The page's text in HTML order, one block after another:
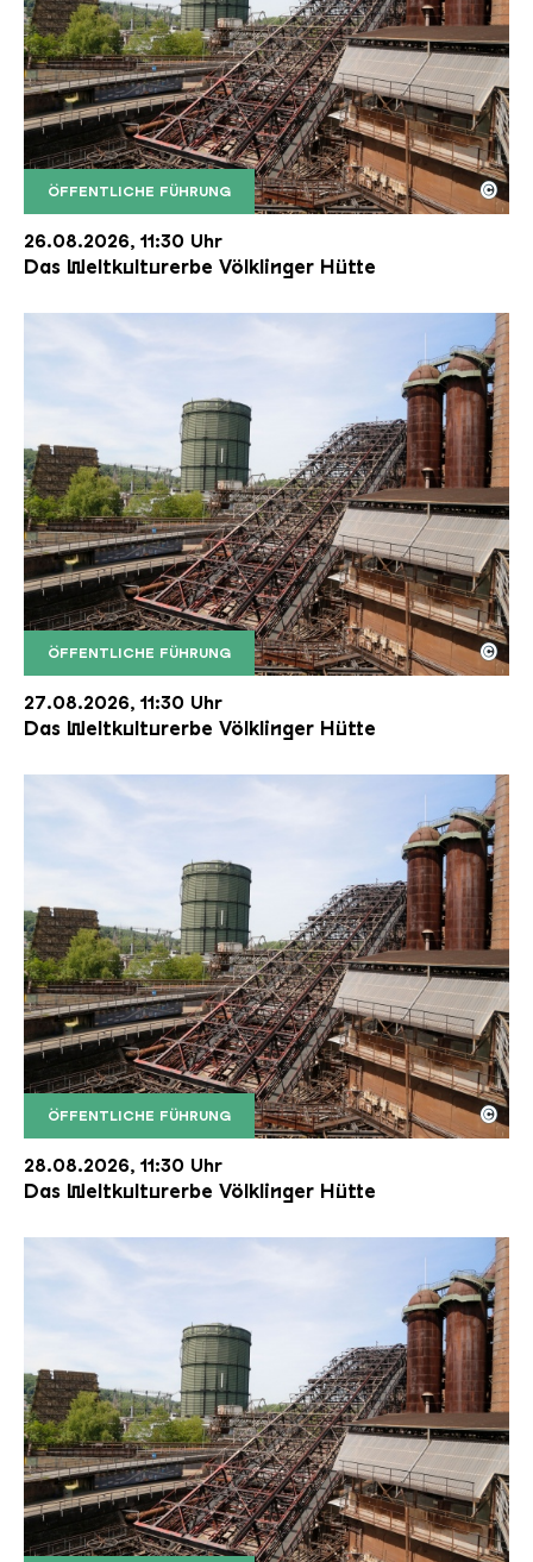
ÖFFENTLICHE FÜHRUNG
Der Erzschrägaufzug der Völklinger Hütte mit
Copyright: Weltkulturerbe Völklinger Hütte | Karl
©
26.08.2026, 11:30 Uhr
Das Weltkulturerbe Völklinger Hütte
ÖFFENTLICHE FÜHRUNG
Der Erzschrägaufzug der Völklinger Hütte mit
Copyright: Weltkulturerbe Völklinger Hütte | Karl
©
27.08.2026, 11:30 Uhr
Das Weltkulturerbe Völklinger Hütte
ÖFFENTLICHE FÜHRUNG
Der Erzschrägaufzug der Völklinger Hütte mit
Copyright: Weltkulturerbe Völklinger Hütte | Karl
©
28.08.2026, 11:30 Uhr
Das Weltkulturerbe Völklinger Hütte